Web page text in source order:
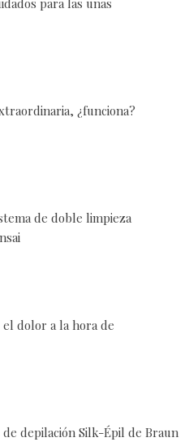
para las uñas
¿funciona?
de doble limpieza
dolor a la hora de
depilación Silk-Épil de Braun